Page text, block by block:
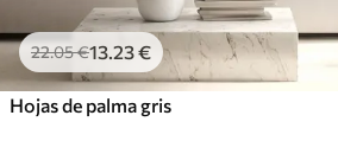
22.05€13 .23€
Hojas de palma gris